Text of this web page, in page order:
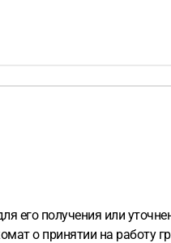
его получения или
о принятии на работу